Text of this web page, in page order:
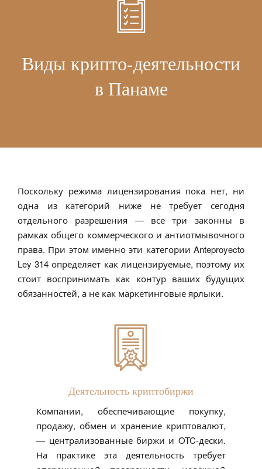
Виды крипто-деятельности
в Панаме
Поскольку режима лицензирования пока нет, ни
одна из категорий ниже не требует сегодня
отдельного разрешения — все три законны в
рамках общего коммерческого и антиотмывочного
права. При этом именно эти категории Anteproyecto
Ley 314 определяет как лицензируемые, поэтому их
стоит воспринимать как контур ваших будущих
обязанностей, а не как маркетинговые ярлыки.
Деятельность криптобиржи
Компании, обеспечивающие покупку,
продажу, обмен и хранение криптовалют,
— централизованные биржи и OTC-дески.
На практике эта деятельность требует